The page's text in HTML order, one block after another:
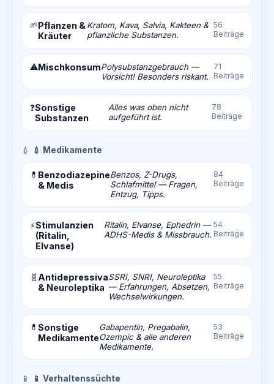
🌱Pflanzen &
Kräuter
Kratom, Kava, Salvia, Kakteen &
pflanzliche Substanzen.
56
Beiträge
⚠️MischkonsumPolysubstanzgebrauch —
Vorsicht! Besonders riskant.
71
Beiträge
❓Sonstige
Substanzen
Alles was oben nicht
aufgeführt ist.
78
Beiträge
💉 💉 Medikamente
💊 Benzodiazepine
& Medis
Benzos, Z-Drugs,
Schlafmittel — Fragen,
Entzug, Tipps.
84
Beiträge
⚡Stimulanzien
(Ritalin,
Elvanse)
Ritalin, Elvanse, Ephedrin —
ADHS-Medis & Missbrauch.
54
Beiträge
🧬 Antidepressiva
& Neuroleptika
SSRI, SNRI, Neuroleptika
— Erfahrungen, Absetzen,
Wechselwirkungen.
55
Beiträge
💊 Sonstige
Medikamente
Gabapentin, Pregabalin,
Ozempic & alle anderen
Medikamente.
53
Beiträge
📱 📱 Verhaltenssüchte